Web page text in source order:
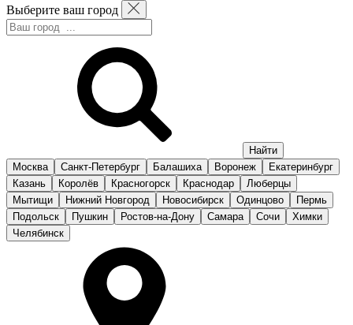
Выберите ваш город
Москва Санкт-Петербург Балашиха Воронеж
Екатеринбург
Казань
Королёв Красногорск Краснодар
Люберцы
Мытищи
Нижний Новгород Новосибирск Одинцово
Пермь
Подольск
Пушкин Ростов-на-Дону Самара Сочи
Химки
Челябинск